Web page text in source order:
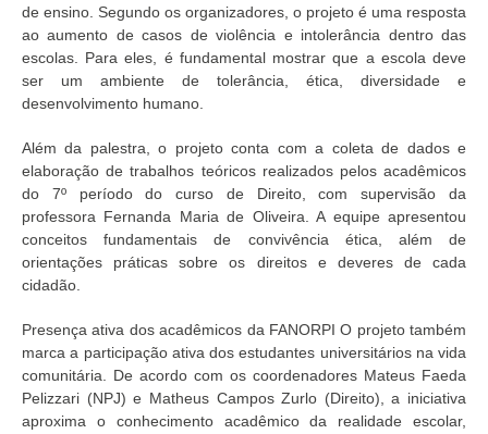
de ensino. Segundo os organizadores, o projeto é uma resposta
ao aumento de casos de violência e intolerância dentro das
escolas. Para eles, é fundamental mostrar que a escola deve
ser um ambiente de tolerância, ética, diversidade e
desenvolvimento humano.
Além da palestra, o projeto conta com a coleta de dados e
elaboração de trabalhos teóricos realizados pelos acadêmicos
do 7º período do curso de Direito, com supervisão da
professora Fernanda Maria de Oliveira. A equipe apresentou
conceitos fundamentais de convivência ética, além de
orientações práticas sobre os direitos e deveres de cada
cidadão.
Presença ativa dos acadêmicos da FANORPI O projeto também
marca a participação ativa dos estudantes universitários na vida
comunitária. De acordo com os coordenadores Mateus Faeda
Pelizzari (NPJ) e Matheus Campos Zurlo (Direito), a iniciativa
aproxima o conhecimento acadêmico da realidade escolar,